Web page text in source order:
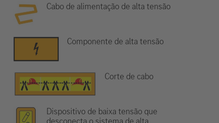
Cabo de alimentação de alta tensão
Componente de alta tensão
Corte de cabo
Dispositivo de baixa tensão que